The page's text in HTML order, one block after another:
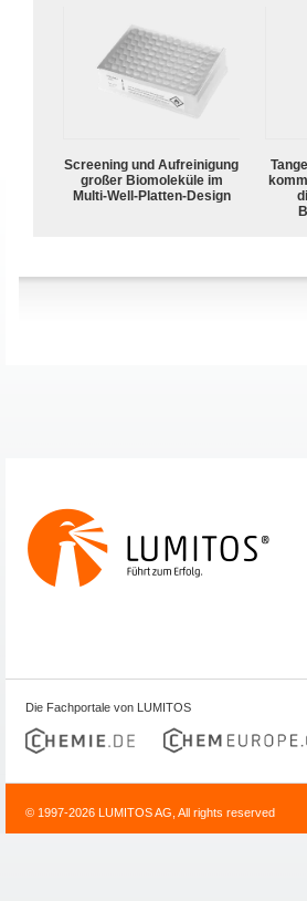
Screening und Aufreinigung
großer Biomoleküle im
Multi-Well-Platten-Design
Die Fachportale von LUMITOS
© 1997-2026 LUMITOS AG, All rights reserved